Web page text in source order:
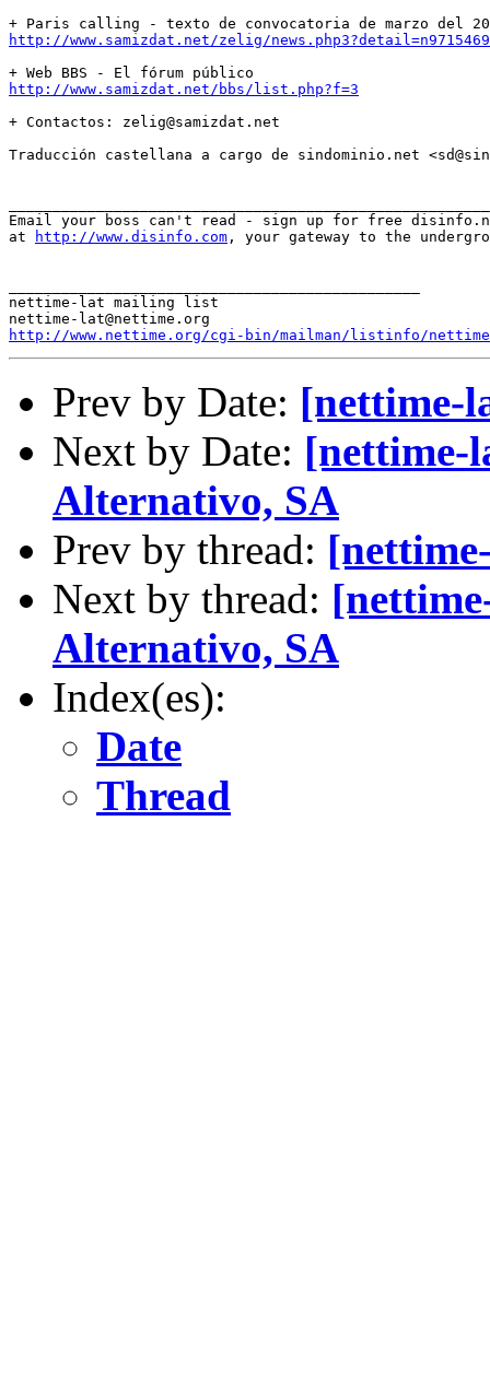
http://www.samizdat.net/zelig/
http://www.samizdat.net/bbs/list.php?f=3
+ Contactos: zelig@samizdat.net
Traducción castellana a cargo de sindominio.net
Email your boss can't read - sign up for free
at
http://www.disinfo.com , your gateway to the
nettime-lat mailing list
http://www.nettime.org/cgi-bin/mailman/listinfo/
Prev by Date: [nettime-
Next by Date: [nettime-
Alternativo, SA
Prev by thread:
Next by thread:
Alternativo, SA
Index(es):
Date
Thread